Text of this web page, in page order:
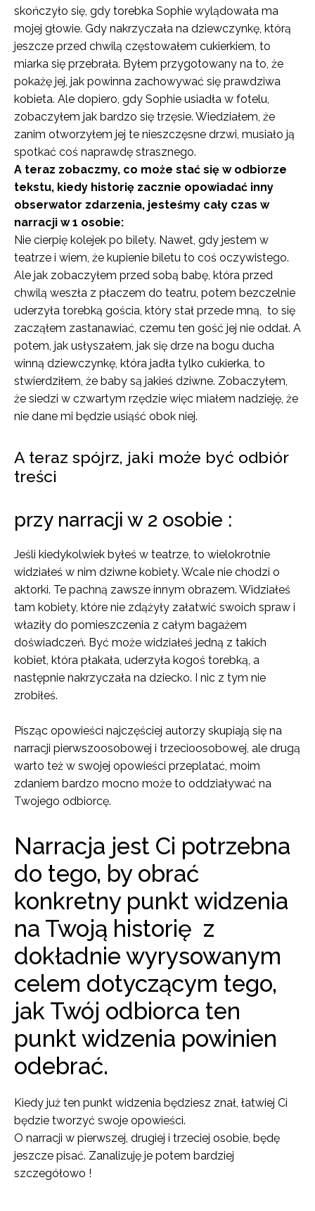
skończyło się, gdy torebka Sophie wylądowała ma
mojej głowie. Gdy nakrzyczała na dziewczynkę, którą
jeszcze przed chwilą częstowałem cukierkiem, to
miarka się przebrała. Byłem przygotowany na to, że
pokażę jej, jak powinna zachowywać się prawdziwa
kobieta. Ale dopiero, gdy Sophie usiadła w fotelu,
zobaczyłem jak bardzo się trzęsie. Wiedziałem, że
zanim otworzyłem jej te nieszczęsne drzwi, musiało ją
spotkać coś naprawdę strasznego.
A teraz zobaczmy, co może stać się w odbiorze
tekstu, kiedy historię zacznie opowiadać inny
obserwator zdarzenia, jesteśmy cały czas w
narracji w 1 osobie:
Nie cierpię kolejek po bilety. Nawet, gdy jestem w
teatrze i wiem, że kupienie biletu to coś oczywistego.
Ale jak zobaczyłem przed sobą babę, która przed
chwilą weszła z płaczem do teatru, potem bezczelnie
uderzyła torebką gościa, który stał przede mną, to się
zacząłem zastanawiać, czemu ten gość jej nie oddał. A
potem, jak usłyszałem, jak się drze na bogu ducha
winną dziewczynkę, która jadła tylko cukierka, to
stwierdziłem, że baby są jakieś dziwne. Zobaczyłem,
że siedzi w czwartym rzędzie więc miałem nadzieję, że
nie dane mi będzie usiąść obok niej.
A teraz spójrz, jaki może być odbiór
treści
przy narracji w 2 osobie :
Jeśli kiedykolwiek byłeś w teatrze, to wielokrotnie
widziałeś w nim dziwne kobiety. Wcale nie chodzi o
aktorki. Te pachną zawsze innym obrazem. Widziałeś
tam kobiety, które nie zdążyły załatwić swoich spraw i
właziły do pomieszczenia z całym bagażem
doświadczeń. Być może widziałeś jedną z takich
kobiet, która płakała, uderzyła kogoś torebką, a
następnie nakrzyczała na dziecko. I nic z tym nie
zrobiłeś.
Pisząc opowieści najczęściej autorzy skupiają się na
narracji pierwszoosobowej i trzecioosobowej, ale drugą
warto też w swojej opowieści przeplatać, moim
zdaniem bardzo mocno może to oddziaływać na
Twojego odbiorcę.
Narracja jest Ci potrzebna
do tego, by obrać
konkretny punkt widzenia
na Twoją historię z
dokładnie wyrysowanym
celem dotyczącym tego,
jak Twój odbiorca ten
punkt widzenia powinien
odebrać.
Kiedy już ten punkt widzenia będziesz znał, łatwiej Ci
będzie tworzyć swoje opowieści.
O narracji w pierwszej, drugiej i trzeciej osobie, będę
jeszcze pisać. Zanalizuję je potem bardziej
szczegółowo !